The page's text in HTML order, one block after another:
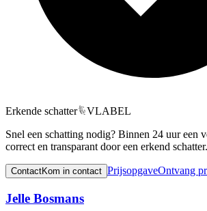
Erkende schatter
VLABEL
Snel een schatting nodig? Binnen 24 uur een
correct en transparant door een erkend schatter.
ContactKom in contact PrijsopgaveOntvang
Jelle Bosmans